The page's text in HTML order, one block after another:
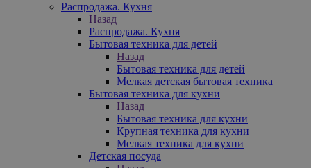
Распродажа. Кухня
Назад
Распродажа. Кухня
Бытовая техника для детей
Назад
Бытовая техника для детей
Мелкая детская бытовая техника
Бытовая техника для кухни
Назад
Бытовая техника для кухни
Крупная техника для кухни
Мелкая техника для кухни
Детская посуда